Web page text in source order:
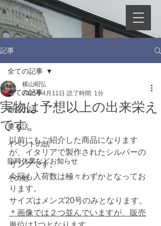
記事
全ての記事
商品の話
乗る話
イベントの話
臨時休業などお知らせ
その他
全ての記事
実物は予想以上の出来栄え
です。
横山昭弘
2025年4月11日 読了時間: 1分
以前にもご紹介した商品になります
が、イタリアで製作されたシルバーの
リングです。
今回も入荷数は極々わずかとなってお
ります。
サイズはメンズ20号のみとなります。
＊画像では２つ並んでいますが、販売